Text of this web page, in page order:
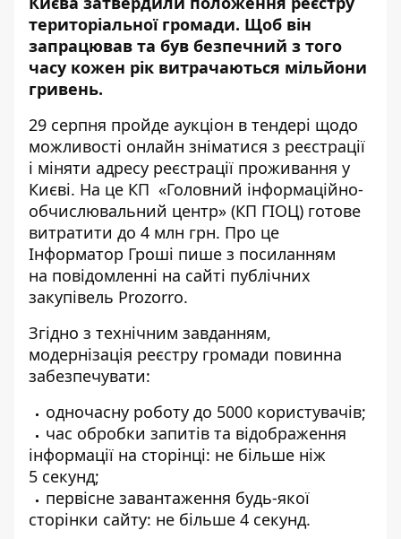
територіальної громади. Щоб він
запрацював та був безпечний з того
часу кожен рік витрачаються мільйони
гривень.
29 серпня пройде аукціон в тендері щодо
можливості онлайн зніматися з реєстрації
і міняти адресу реєстрації проживання у
Києві. На це КП «Головний інформаційно-
обчислювальний центр» (КП ГІОЦ) готове
витратити до 4 млн грн. Про це
Інформатор Гроші пише з посиланням
на повідомленні на сайті публічних
закупівель Prozorro.
Згідно з технічним завданням,
модернізація реєстру громади повинна
забезпечувати:
одночасну роботу до 5000 користувачів;
час обробки запитів та відображення
інформації на сторінці: не більше ніж
5 секунд;
первісне завантаження будь-якої
сторінки сайту: не більше 4 секунд.